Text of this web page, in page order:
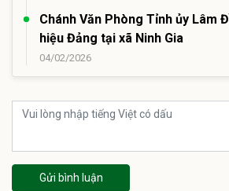
Chánh Văn Phòng Tỉnh ủy Lâm
hiệu Đảng tại xã Ninh Gia
04/02/2026
Gửi bình luận